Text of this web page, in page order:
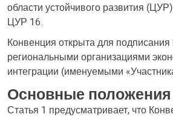
области устойчивого развития
ЦУР 16.
Конвенция открыта для подписания
региональными организациями
интеграции (именуемыми
Основные положения
Статья 1 предусматривает, что